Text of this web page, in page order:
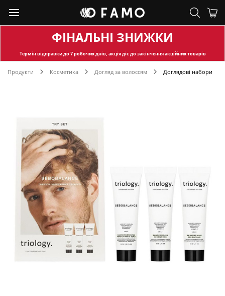
ФІНАЛЬНІ ЗНИЖКИ
Термін відправкидо 7 робочих днів, акція діє до закінчення акційних товарів
Продукти Косметика Догляд за волоссям Доглядові набори